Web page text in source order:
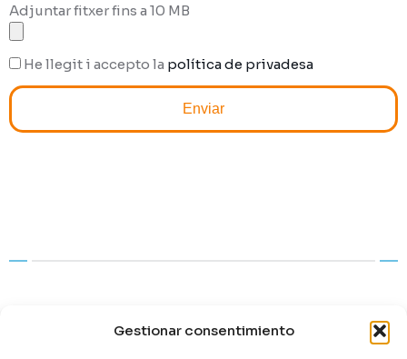
Gestionar consentimiento
Adjuntar fitxer fins a 10 MB
He llegit i accepto la política de privadesa
Enviar
Catalunya